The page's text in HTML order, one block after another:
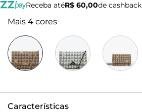
Receba atéR$ 60,00de cashback
Mais 4 cores
Características